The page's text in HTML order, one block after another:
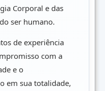
Corporal e das
ser humano.
de experiência
com a
e o
em sua totalidade,